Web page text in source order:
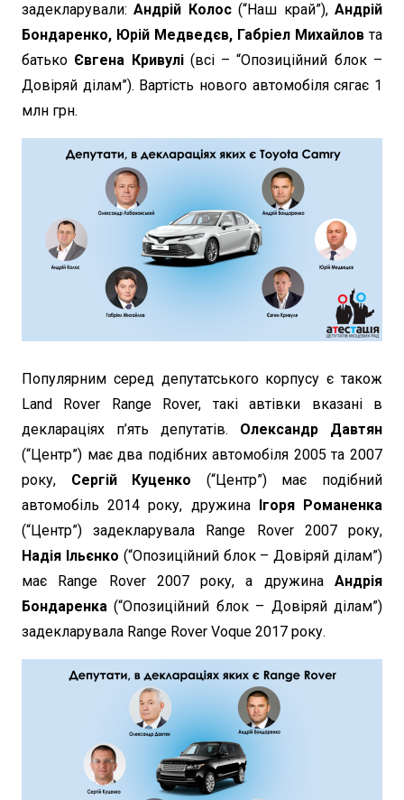
задекларували:Андрій Колос(“Наш край”),Андрій
Бондаренко, Юрій Медведєв, Габріел Михайлов та
батько Євгена Кривулі(всі – “Опозиційний блок –
Довіряй ділам”). Вартість нового автомобіля сягає 1
млн грн.
Популярним серед депутатського корпусу є також
Land Rover Range Rover, такі автівки вказані в
деклараціях п’ять депутатів. Олександр Давтян
(“Центр”) має два подібних автомобіля 2005 та 2007
року, Сергій Куценко (“Центр”) має подібний
автомобіль 2014 року, дружина
Ігоря Романенка
(“Центр”) задекларувала Range Rover 2007 року,
Надія Ільєнко (“Опозиційний блок – Довіряй ділам”)
має Range Rover 2007 року, а дружинаАндрія
Бондаренка (“Опозиційний блок – Довіряй ділам”)
задекларувала Range Rover Voque 2017 року.